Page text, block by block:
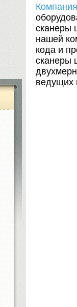
сканеры
нашей
кода и
сканеры
ведущих